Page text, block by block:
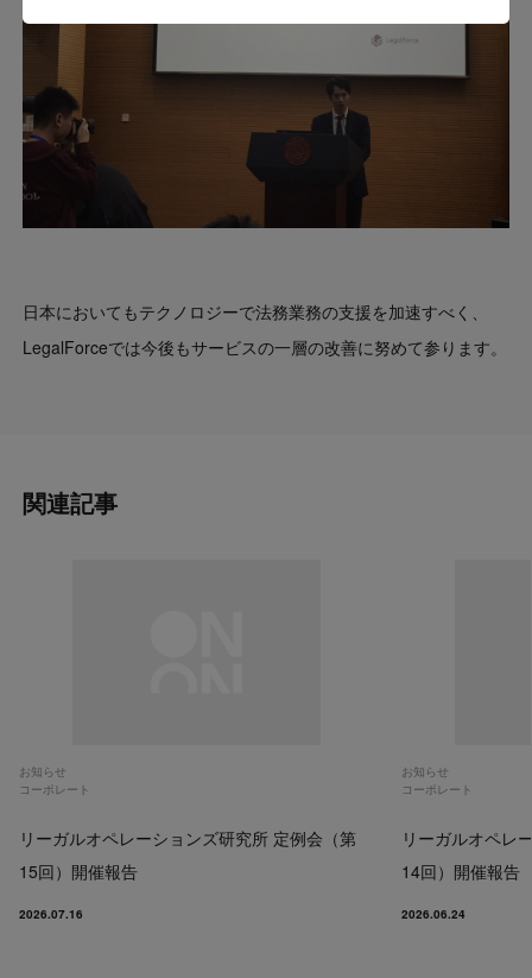
日本においてもテクノロジーで法務業務の支援を加速すべく、
LegalForceでは今後もサービスの一層の改善に努めて参ります。
関連記事
お知らせ
コーポレート
リーガルオペレーションズ研究所 定例会（第
15回）開催報告
2026.07.16
お知らせ
コーポレート
リーガルオペレ
14回）開催報告
2026.06.24